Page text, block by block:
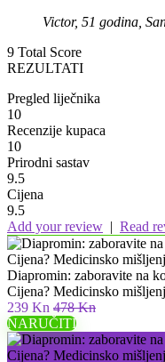
Victor, 51 godina,
9 Total Score
REZULTATI
Pregled liječnika
10
Recenzije kupaca
10
Prirodni sastav
9.5
Cijena
9.5
Add your review | Read
Diapromin: zaboravite na
Cijena? Medicinsko
239 Kn 478 Kn
NARUČITI